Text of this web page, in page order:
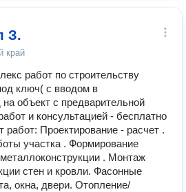
З.
край
работ по строительству
ключ( с вводом в
объект с предварительной
и консультацией - бесплатно
Проектирование - расчет .
участка . Формирование
. Монтаж
стен и кровли. Фасонные
окна, двери. Отопление/